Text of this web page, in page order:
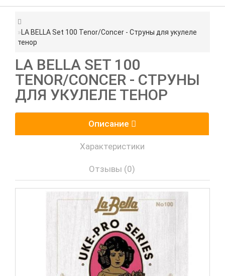
LA BELLA Set 100 Tenor/Concer - Струны для укулеле
тенор
LA BELLA SET 100
TENOR/CONCER - СТРУНЫ
ДЛЯ УКУЛЕЛЕ ТЕНОР
Описание
Характеристики
Отзывы (0)